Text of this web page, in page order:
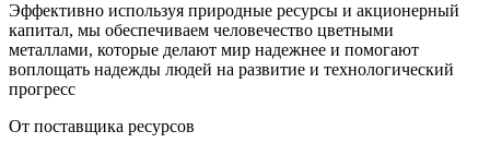
Эффективно используя природные ресурсы и акционерный
капитал, мы обеспечиваем человечество цветными
металлами, которые делают мир надежнее и помогают
воплощать надежды людей на развитие и технологический
прогресс
От поставщика ресурсов